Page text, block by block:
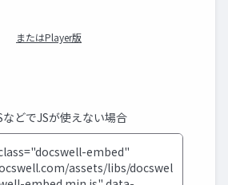
またはPlayer版
などでJSが使えない場合